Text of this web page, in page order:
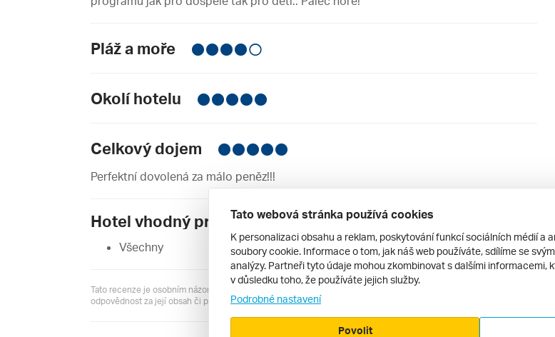
Pláž a moře
Okolí hotelu
Celkový dojem
Perfektní dovolená za málo peněz!!!
Hotel vhodný pro:
Všechny
Tato recenze je osobním názorem jejího autora a server Recenze.cz ani jeho provozovatel nenese žádnou
odpovědnost za její obsah či pravdivost.
Tato webová stránka používá cookies
K personalizaci obsahu a reklam, poskytování funkcí sociálních médií a
soubory cookie. Informace o tom, jak náš web používáte, sdílíme se
analýzy. Partneři tyto údaje mohou zkombinovat s dalšími informacemi,
v důsledku toho, že používáte jejich služby.
Podrobné nastavení
Povolit